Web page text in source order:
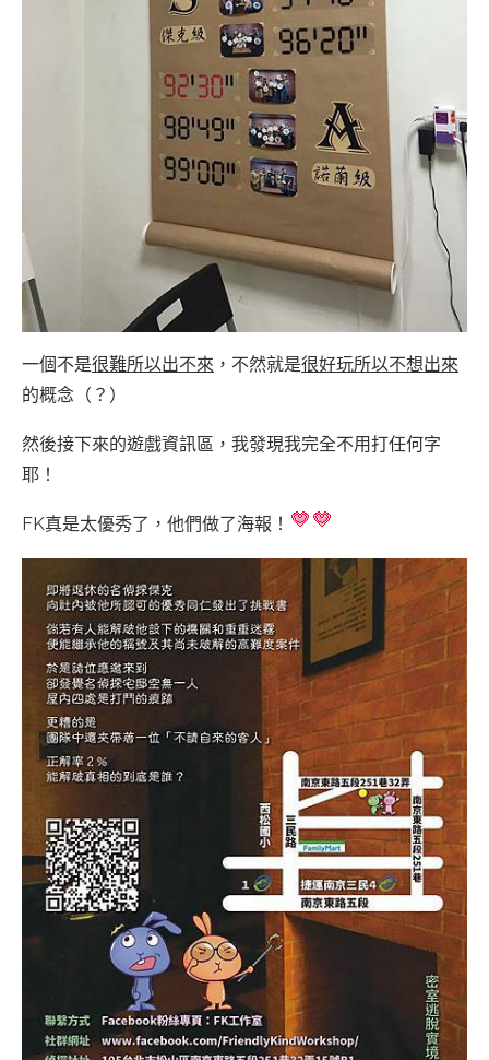
一個不是很難所以出不來 ，不然就是很好玩所以不想出來
的概念（？）
然後接下來的遊戲資訊區，我發現我完全不用打任何字
耶！
FK真是太優秀了，他們做了海報！